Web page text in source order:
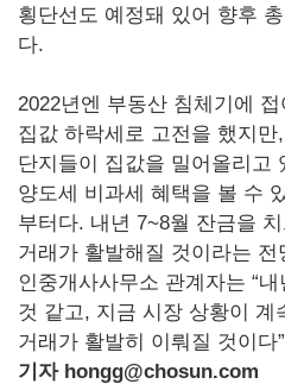
횡단선도 예정돼 있어 향후
다.
2022년엔 부동산 침체기에
집값 하락세로 고전을 했지
단지들이 집값을 밀어올리고
양도세 비과세 혜택을 볼 수
부터다. 내년 7~8월 잔금을
거래가 활발해질 것이라는
인중개사사무소 관계자는 “
것 같고, 지금 시장 상황이 계
거래가 활발히 이뤄질 것이다
기자 hongg@chosun.com